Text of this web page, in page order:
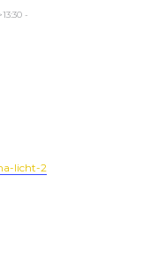
-
licht-2